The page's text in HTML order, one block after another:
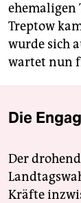
ehemaligen
Treptow
wurde sich
wartet nun
Die
Der
Kräfte